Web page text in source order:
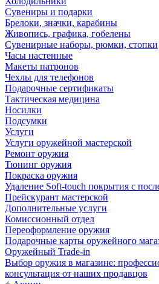
Сувениры и подарки
Брелоки, значки, карабины
Живопись, графика, гобелены
Сувенирные наборы, рюмки, стопки
Часы настенные
Макеты патронов
Чехлы для телефонов
Подарочные сертификаты
Тактическая медицина
Носилки
Подсумки
Услуги
Услуги оружейной мастерской
Ремонт оружия
Тюнинг оружия
Покраска оружия
Удаление Soft-touch покрытия с
Прейскурант мастерской
Дополнительные услуги
Комиссионный отдел
Переоформление оружия
Подарочные карты оружейного
Оружейный Trade-in
Выбор оружия в магазине:
консультация от наших продавцов